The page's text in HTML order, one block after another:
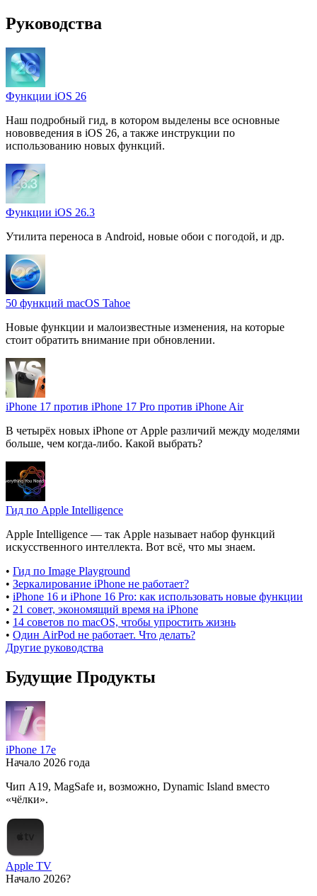
Руководства
Функции iOS 26
Наш подробный гид, в котором выделены все основные
нововведения в iOS 26, а также инструкции по
использованию новых функций.
Функции iOS 26.3
Утилита переноса в Android, новые обои с погодой, и др.
50 функций macOS Tahoe
Новые функции и малоизвестные изменения, на которые
стоит обратить внимание при обновлении.
iPhone 17 против iPhone 17 Pro против iPhone Air
В четырёх новых iPhone от Apple различий между моделями
больше, чем когда-либо. Какой выбрать?
Гид по Apple Intelligence
Apple Intelligence — так Apple называет набор функций
искусственного интеллекта. Вот всё, что мы знаем.
• Гид по Image Playground
• Зеркалирование iPhone не работает?
• iPhone 16 и iPhone 16 Pro: как использовать новые функции
• 21 совет, экономящий время на iPhone
• 14 советов по macOS, чтобы упростить жизнь
• Один AirPod не работает. Что делать?
Другие руководства
Будущие Продукты
iPhone 17e
Начало 2026 года
Чип A19, MagSafe и, возможно, Dynamic Island вместо
«чёлки».
Apple TV
Начало 2026?